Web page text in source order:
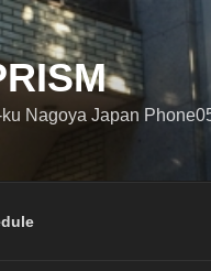
Nagoya Japan